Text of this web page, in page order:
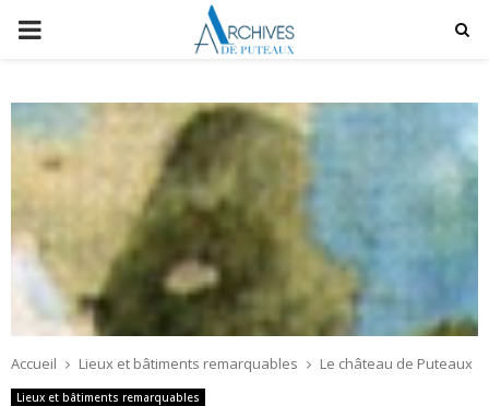
P
I
M
A
R
Y
Accueil Lieux et bâtiments remarquables Le château de Puteaux
Lieux et bâtiments remarquables